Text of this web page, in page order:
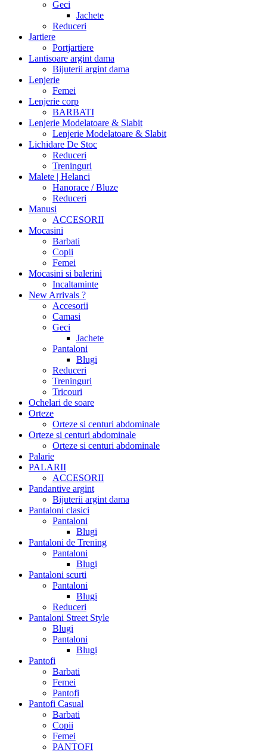
Geci
Jachete
Reduceri
Jartiere
Portjartiere
Lantisoare argint dama
Bijuterii argint dama
Lenjerie
Femei
Lenjerie corp
BARBATI
Lenjerie Modelatoare & Slabit
Lenjerie Modelatoare & Slabit
Lichidare De Stoc
Reduceri
Treninguri
Malete | Helanci
Hanorace / Bluze
Reduceri
Manusi
ACCESORII
Mocasini
Barbati
Copii
Femei
Mocasini si balerini
Incaltaminte
New Arrivals ?
Accesorii
Camasi
Geci
Jachete
Pantaloni
Blugi
Reduceri
Treninguri
Tricouri
Ochelari de soare
Orteze
Orteze si centuri abdominale
Orteze si centuri abdominale
Orteze si centuri abdominale
Palarie
PALARII
ACCESORII
Pandantive argint
Bijuterii argint dama
Pantaloni clasici
Pantaloni
Blugi
Pantaloni de Trening
Pantaloni
Blugi
Pantaloni scurti
Pantaloni
Blugi
Reduceri
Pantaloni Street Style
Blugi
Pantaloni
Blugi
Pantofi
Barbati
Femei
Pantofi
Pantofi Casual
Barbati
Copii
Femei
PANTOFI